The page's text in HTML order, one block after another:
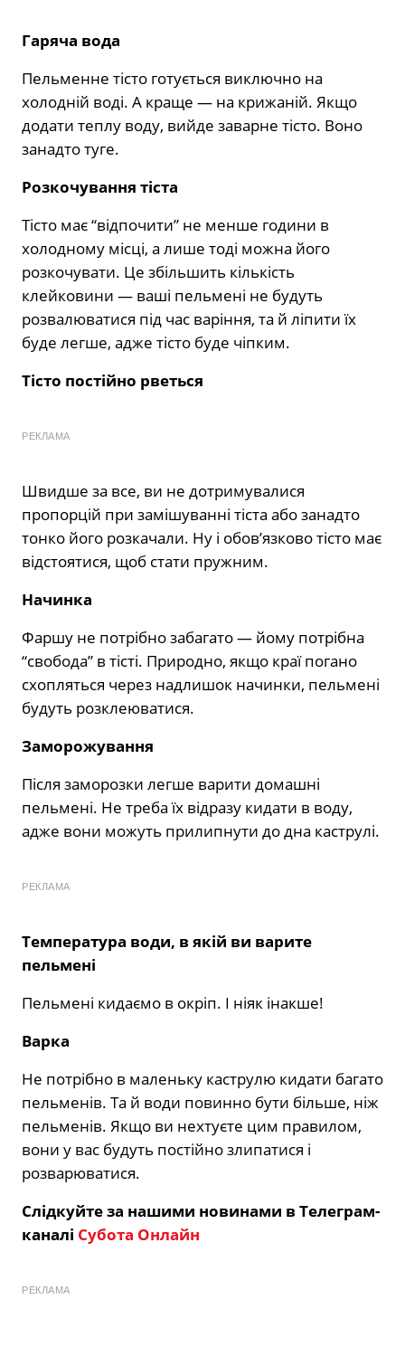
Гаряча вода
Пельменне тісто готується виключно на
холодній воді. А краще — на крижаній. Якщо
додати теплу воду, вийде заварне тісто. Воно
занадто туге.
Розкочування тіста
Тісто має “відпочити” не менше години в
холодному місці, а лише тоді можна його
розкочувати. Це збільшить кількість
клейковини — ваші пельмені не будуть
розвалюватися під час варіння, та й ліпити їх
буде легше, адже тісто буде чіпким.
Тісто постійно рветься
РЕКЛАМА
Швидше за все, ви не дотримувалися
пропорцій при замішуванні тіста або занадто
тонко його розкачали. Ну і обов’язково тісто має
відстоятися, щоб стати пружним.
Начинка
Фаршу не потрібно забагато — йому потрібна
“свобода” в тісті. Природно, якщо краї погано
схопляться через надлишок начинки, пельмені
будуть розклеюватися.
Заморожування
Після заморозки легше варити домашні
пельмені. Не треба їх відразу кидати в воду,
адже вони можуть прилипнути до дна каструлі.
РЕКЛАМА
Температура води, в якій ви варите
пельмені
Пельмені кидаємо в окріп. І ніяк інакше!
Варка
Не потрібно в маленьку каструлю кидати багато
пельменів. Та й води повинно бути більше, ніж
пельменів. Якщо ви нехтуєте цим правилом,
вони у вас будуть постійно злипатися і
розварюватися.
Слідкуйте за нашими новинами в Телеграм-
каналі Субота Онлайн
РЕКЛАМА